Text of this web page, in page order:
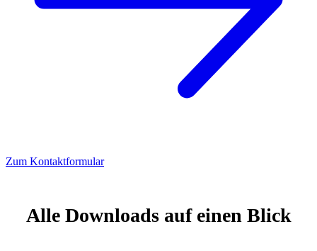
Zum Kontaktformular
Alle Downloads auf einen Blick